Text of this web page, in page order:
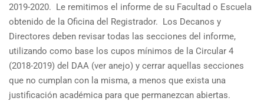
2019-2020. Le remitimos el informe de su Facultad o Escuela
obtenido de la Oficina del Registrador. Los Decanos y
Directores deben revisar todas las secciones del informe,
utilizando como base los cupos mínimos de la Circular 4
(2018-2019) del DAA (ver anejo) y cerrar aquellas secciones
que no cumplan con la misma, a menos que exista una
justificación académica para que permanezcan abiertas.